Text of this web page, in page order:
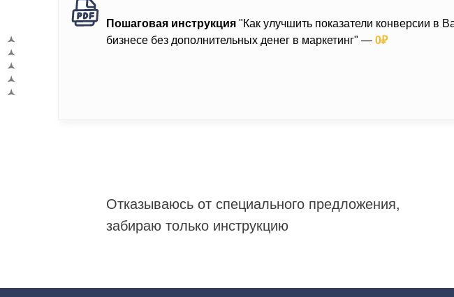
Пошаговая инструкция "Как улучшить показатели конверсии в
бизнесе без дополнительных денег в маркетинг" — 0₽
Отказываюсь от специального предложения,
забираю только инструкцию